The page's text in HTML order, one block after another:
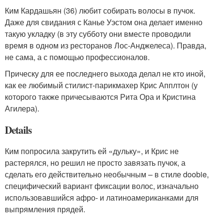
Ким Кардашьян (36) любит собирать волосы в пучок.
Даже для свидания с Канье Уэстом она делает именно
такую укладку (в эту субботу они вместе проводили
время в одном из ресторанов Лос-Анджелеса). Правда,
не сама, а с помощью профессионалов.
Прическу для ее последнего выхода делал не кто иной,
как ее любимый стилист-парикмахер Крис Апплтон (у
которого также причесываются Рита Ора и Кристина
Агилера).
Details
Ким попросила закрутить ей «дульку», и Крис не
растерялся, но решил не просто завязать пучок, а
сделать его действительно необычным – в стиле doobie,
специфический вариант фиксации волос, изначально
использовавшийся афро- и латиноамериканками для
выпрямления прядей.